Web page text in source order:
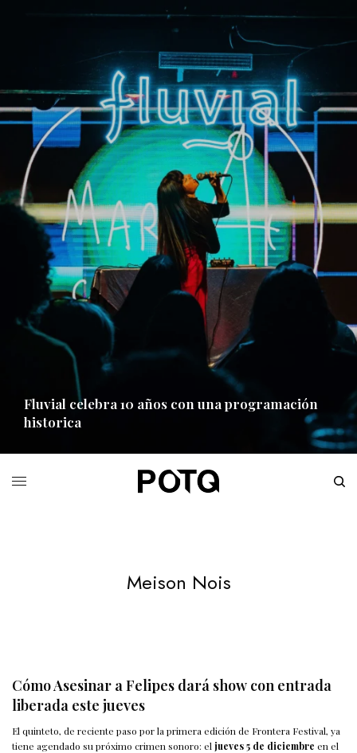
Fluvial celebra 10 años con una programación
historica
Meison Nois
Cómo Asesinar a Felipes dará show con entrada
liberada este jueves
El quinteto, de reciente paso por la primera edición de Frontera Festival, ya
tiene agendado su próximo crimen sonoro: eljueves 5 de diciembre en el